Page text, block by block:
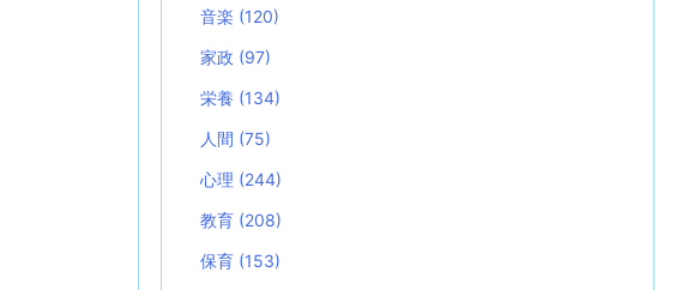
音楽 (120)
家政 (97)
栄養 (134)
人間 (75)
心理 (244)
教育 (208)
保育 (153)